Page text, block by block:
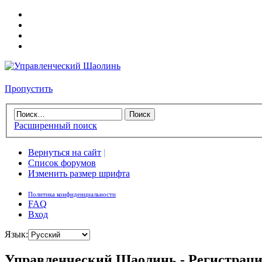
Пропустить
Расширенный поиск
Вернуться на сайт |
Список форумов
Изменить размер шрифта
Политика конфиденциальности
FAQ
Вход
Язык: